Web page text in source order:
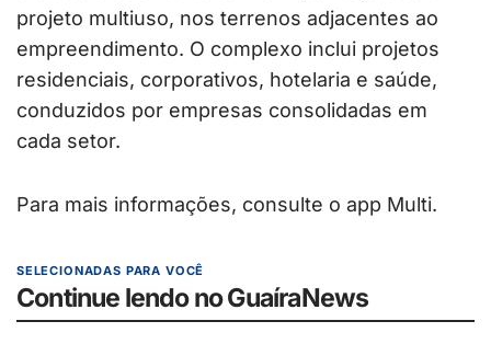
projeto multiuso, nos terrenos adjacentes ao
empreendimento. O complexo inclui projetos
residenciais, corporativos, hotelaria e saúde,
conduzidos por empresas consolidadas em
cada setor.
Para mais informações, consulte o app Multi.
SELECIONADAS PARA VOCÊ
Continue lendo no GuaíraNews